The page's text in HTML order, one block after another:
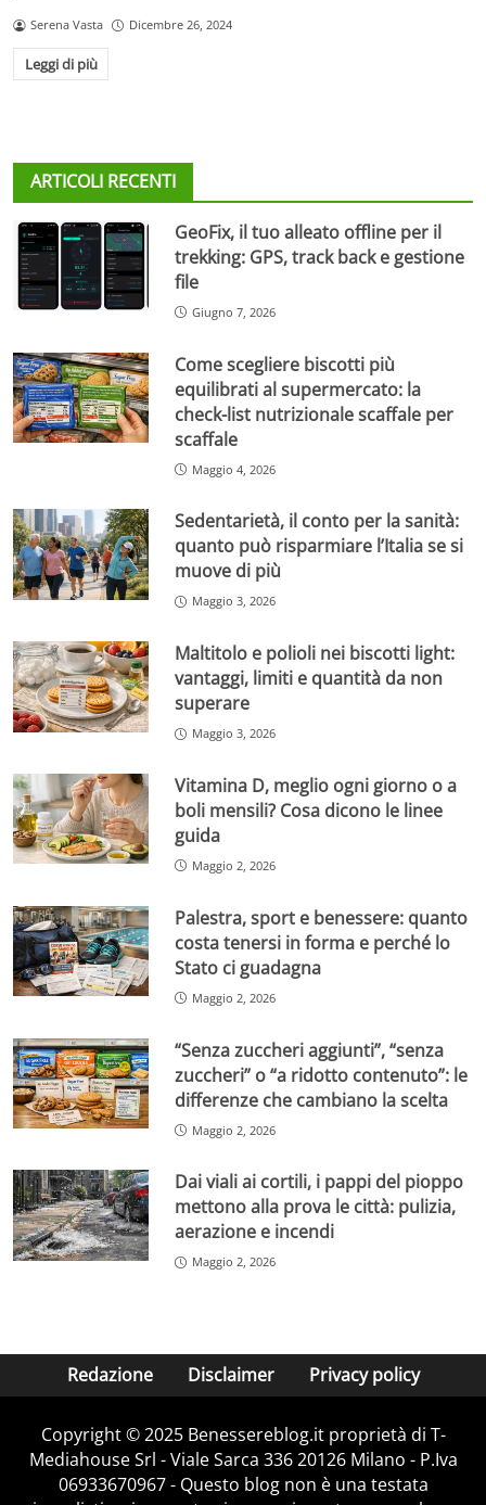
Serena Vasta Dicembre 26, 2024
Leggi di più
ARTICOLI RECENTI
GeoFix, il tuo alleato offline per il
trekking: GPS, track back e gestione
file
Giugno 7, 2026
Come scegliere biscotti più
equilibrati al supermercato: la
check-list nutrizionale scaffale per
scaffale
Maggio 4, 2026
Sedentarietà, il conto per la sanità:
quanto può risparmiare l’Italia se si
muove di più
Maggio 3, 2026
Maltitolo e polioli nei biscotti light:
vantaggi, limiti e quantità da non
superare
Maggio 3, 2026
Vitamina D, meglio ogni giorno o a
boli mensili? Cosa dicono le linee
guida
Maggio 2, 2026
Palestra, sport e benessere: quanto
costa tenersi in forma e perché lo
Stato ci guadagna
Maggio 2, 2026
“Senza zuccheri aggiunti”, “senza
zuccheri” o “a ridotto contenuto”: le
differenze che cambiano la scelta
Maggio 2, 2026
Dai viali ai cortili, i pappi del pioppo
mettono alla prova le città: pulizia,
aerazione e incendi
Maggio 2, 2026
Redazione Disclaimer Privacy policy
Copyright © 2025 Benessereblog.it proprietà di T-
Mediahouse Srl - Viale Sarca 336 20126 Milano - P.Iva
06933670967 - Questo blog non è una testata